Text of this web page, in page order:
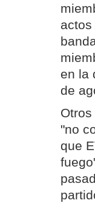
en la
de
"no
que